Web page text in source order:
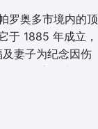
罗奥多市境内的顶
于 1885 年成立，
妻子为纪念因伤
，是美国占地面
年全美大
国家加速器